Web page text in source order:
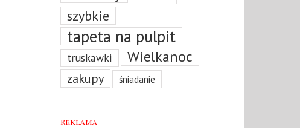
szybkie
tapeta na pulpit
truskawki Wielkanoc
zakupy śniadanie
Reklama